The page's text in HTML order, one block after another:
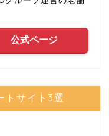
公式ページ
トサイト3選